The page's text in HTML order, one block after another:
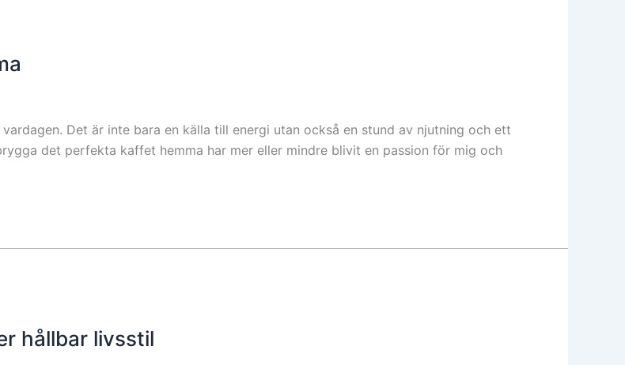
Det är inte bara en källa till energi utan också en stund av njutning och ett
det perfekta kaffet hemma har mer eller mindre blivit en passion för mig och
hållbar livsstil